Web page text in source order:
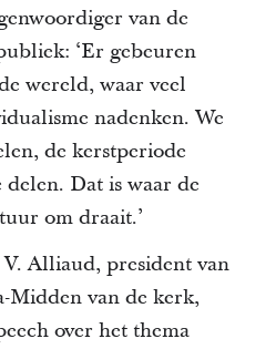
van de
‘Er gebeuren
wereld, waar veel
nadenken. We
de kerstperiode
Dat is waar de
om draait.’
Alliaud, president van
Midden van de kerk,
over het thema